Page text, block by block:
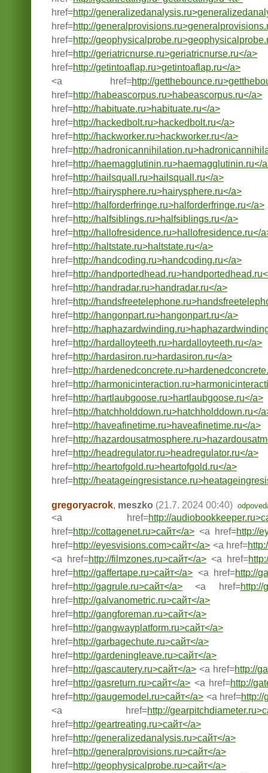
href=http://
href=http://
href=http://
href=http://geriatricnurse.ru>geriatricnurse.ru</a>
href=http://getintoaflap.ru>getintoaflap.ru</a>
<a href=http://
href=http://habeascorpus.ru>habeascorpus.ru</a>
href=http://habituate.ru>habituate.ru</a>
href=http://hackedbolt.ru>hackedbolt.ru</a>
href=http://hackworker.ru>hackworker.ru</a>
href=http://
href=http://haemagglutinin.ru>haemagglutinin.ru</
href=http://hailsquall.ru>hailsquall.ru</a>
href=http://hairysphere.ru>hairysphere.ru</a>
href=http://halforderfringe.ru>halforderfringe.ru</a>
href=http://halfsiblings.ru>halfsiblings.ru</a>
href=http://hallofresidence.ru>hallofresidence.ru</
href=http://haltstate.ru>haltstate.ru</a>
href=http://handcoding.ru>handcoding.ru</a>
href=http://
href=http://handradar.ru>handradar.ru</a>
href=http://
href=http://hangonpart.ru>hangonpart.ru</a>
href=http://
href=http://hardalloyteeth.ru>hardalloyteeth.ru</a>
href=http://hardasiron.ru>hardasiron.ru</a>
href=http://
href=http://
href=http://hartlaubgoose.ru>hartlaubgoose.ru</a>
href=http://hatchholddown.ru>hatchholddown.ru</
href=http://haveafinetime.ru>haveafinetime.ru</a>
href=http://
href=http://headregulator.ru>headregulator.ru</a>
href=http://heartofgold.ru>heartofgold.ru</a>
href=http://
gregoryacrok, meszko (21.7. 2024 00:40)
<a href=http://
href=http://cottagenet.ru>сайт</a> <a href=http://
href=http://eyesvisions.com>сайт</a> <a href=
<a href=http://filmzones.ru>сайт</a> <a href=
href=http://gaffertape.ru>сайт</a> <a href=http://
href=http://gagrule.ru>сайт</a> <a href=http://
href=http://galvanometric.ru>сайт</a>
href=http://gangforeman.ru>сайт</a>
href=http://gangwayplatform.ru>сайт</a>
href=http://garbagechute.ru>сайт</a>
href=http://gardeningleave.ru>сайт</a>
href=http://gascautery.ru>сайт</a> <a href=http://
href=http://gasreturn.ru>сайт</a> <a href=http://
href=http://gaugemodel.ru>сайт</a> <a href=http://
<a href=http://
href=http://geartreating.ru>сайт</a>
href=http://generalizedanalysis.ru>сайт</a>
href=http://generalprovisions.ru>сайт</a>
href=http://geophysicalprobe.ru>сайт</a>